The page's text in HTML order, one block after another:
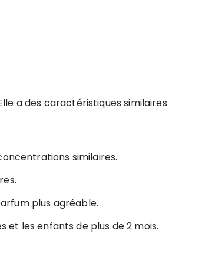
a des caractéristiques similaires
similaires.
plus agréable.
et les enfants de plus de 2 mois.